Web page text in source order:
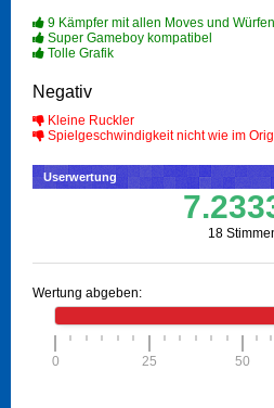
9 Kämpfer mit allen Moves und Würfen
Super Gameboy kompatibel
Tolle Grafik
Negativ
Kleine Ruckler
Spielgeschwindigkeit nicht wie im
Userwertung
18
Wertung abgeben:
0 25 50